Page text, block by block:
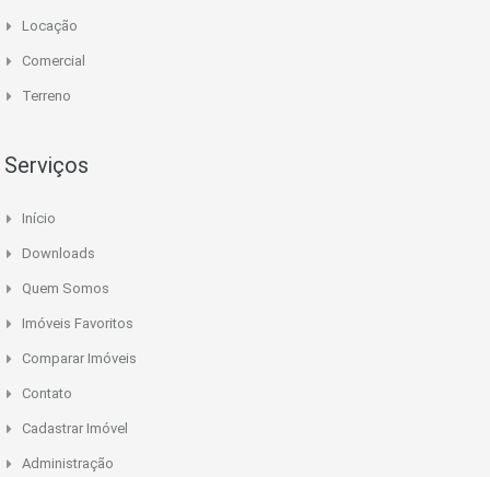
Locação
Comercial
Terreno
Serviços
Início
Downloads
Quem Somos
Imóveis Favoritos
Comparar Imóveis
Contato
Cadastrar Imóvel
Administração